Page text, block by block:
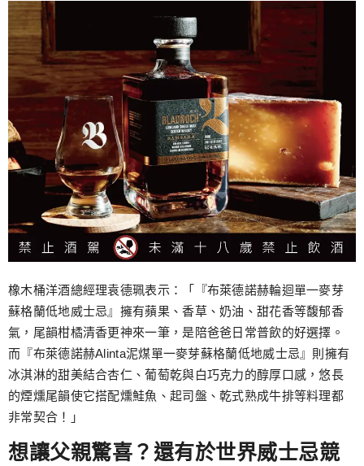
橡木桶洋酒總經理袁德珮表示：「『布萊德諾赫輪迴單一麥芽
蘇格蘭低地威士忌』擁有蘋果、香草、奶油、甜花香等馥郁香
氣，尾韻柑橘清香更神來一筆，是陪爸爸日常普飲的好選擇。
而『布萊德諾赫Alinta泥煤單一麥芽蘇格蘭低地威士忌』則擁有
冰淇淋的甜美結合杏仁、葡萄乾與白巧克力的醇厚口感，悠長
的煙燻尾韻使它搭配燻鮭魚、起司盤、乾式熟成牛排等料理都
非常契合！」
想讓父親驚喜？還有於世界威士忌競